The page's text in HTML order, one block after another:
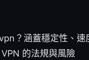
？涵蓋穩定性、速
的法規與風險